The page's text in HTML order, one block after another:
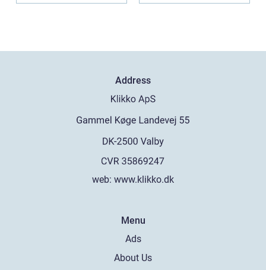
Address
web: www.klikko.dk
Menu
Ads
About Us